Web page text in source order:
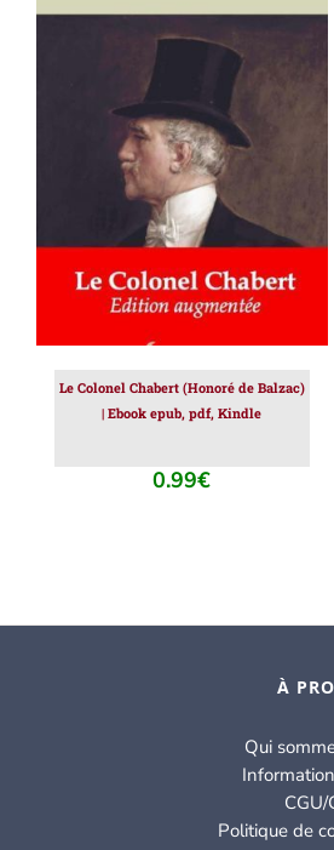
AJOUTER AU PANIER
DÉTAILS
Le Colonel Chabert (Honoré de Balzac)
| Ebook epub, pdf, Kindle
0.99€
À
Qui
CGU/
Politique de